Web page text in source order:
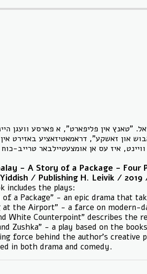
"טאנץ אין פליפארט", א פארסע וועגן
און זאשקע", דראמאטיזאציע באזירט
איז עס אן אומצעטיילבאר טרייב-כוח
- A Story of a Package - Four
/ Publishing H. Leivik /
includes the plays:
a Package" - an epic drama that
at the Airport" - a farce on modern-
White Counterpoint" describes the
Zushka" - a play based on the
force behind the author's creative
in both drama and comedy.